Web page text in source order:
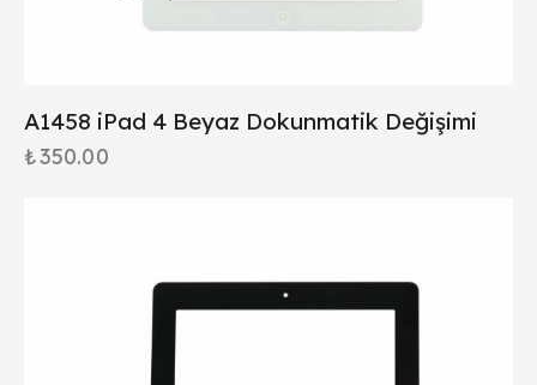
A1458 iPad 4 Beyaz Dokunmatik Değişimi
₺350.00